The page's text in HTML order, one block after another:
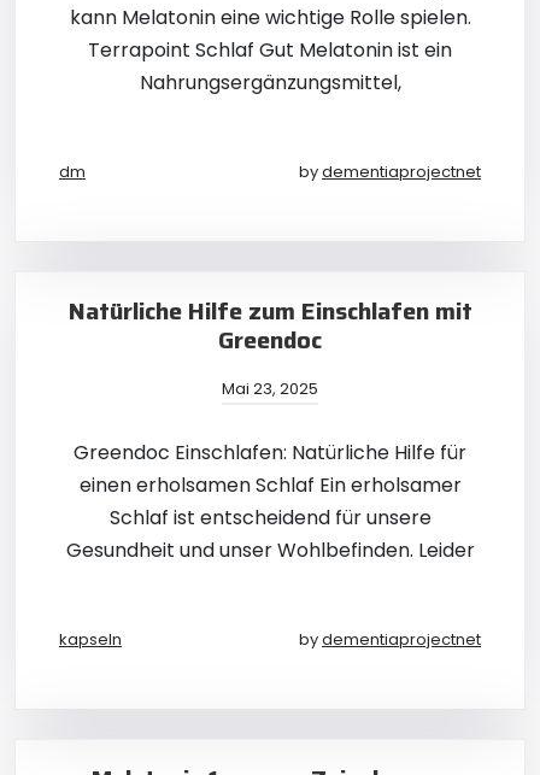
kann Melatonin eine wichtige Rolle spielen.
Terrapoint Schlaf Gut Melatonin ist ein
Nahrungsergänzungsmittel,
dm bydementiaprojectnet
Natürliche Hilfe zum Einschlafen mit
Greendoc
Mai 23, 2025
Greendoc Einschlafen: Natürliche Hilfe für
einen erholsamen Schlaf Ein erholsamer
Schlaf ist entscheidend für unsere
Gesundheit und unser Wohlbefinden. Leider
kapseln bydementiaprojectnet